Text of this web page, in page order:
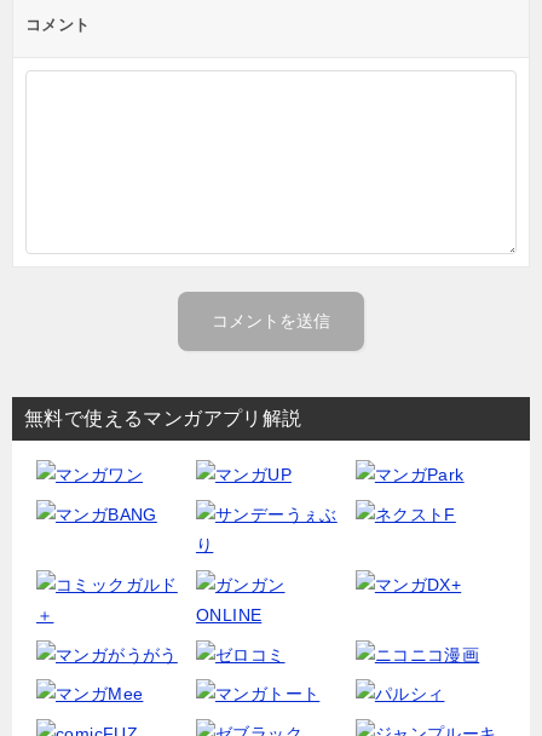
コメント
無料で使えるマンガアプリ解説